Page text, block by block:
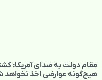
مقام دولت به صدای آمریکا:
هیچ‌گونه عوارضی اخذ نخواهد